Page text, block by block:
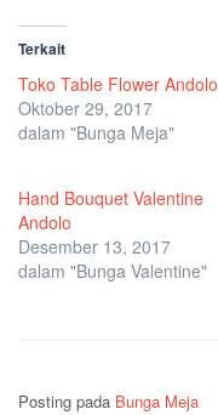
Terkait
Toko Table Flower Andolo
Oktober 29, 2017
dalam "Bunga Meja"
Hand Bouquet Valentine
Andolo
Desember 13, 2017
dalam "Bunga Valentine"
Posting pada Bunga Meja